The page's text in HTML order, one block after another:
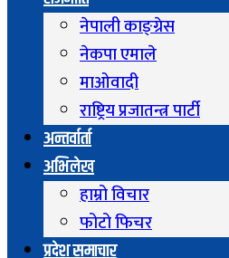
नेपाली काङ्ग्रेस
नेकपा एमाले
माओवादी
राष्ट्रिय प्रजातन्त्र पार्टी
अन्तर्वार्ता
अभिलेख
हाम्रो विचार
फोटो फिचर
प्रदेश समाचार